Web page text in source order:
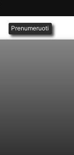
Prenumeruoti